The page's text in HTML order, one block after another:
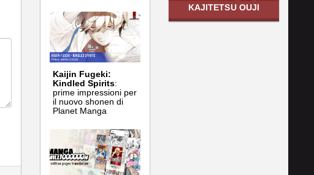
Kaijin Fugeki:
Kindled Spirits:
prime impressioni per
il nuovo shonen di
Planet Manga
KAJITETSU OUJI